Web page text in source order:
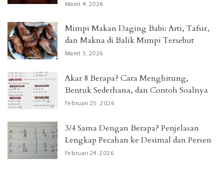
Maret 4, 2026
Mimpi Makan Daging Babi: Arti, Tafsir,
dan Makna di Balik Mimpi Tersebut
Maret 3, 2026
Akar 8 Berapa? Cara Menghitung,
Bentuk Sederhana, dan Contoh Soalnya
Februari 25, 2026
3/4 Sama Dengan Berapa? Penjelasan
Lengkap Pecahan ke Desimal dan Persen
Februari 24, 2026